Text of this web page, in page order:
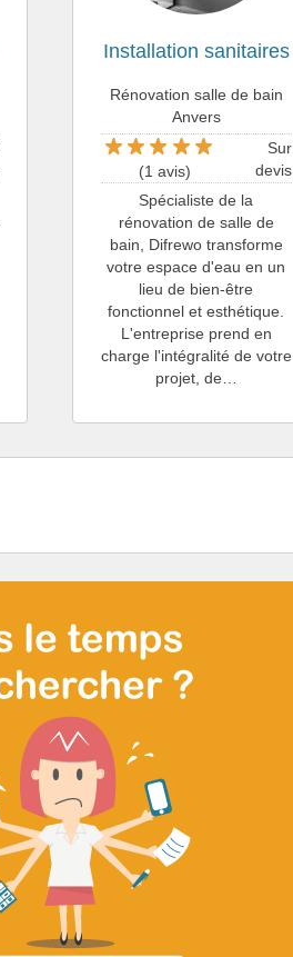
Installation sanitaires
Rénovation salle de bain
Anvers
(1 avis)
Sur
devis
Spécialiste de la
rénovation de salle de
bain, Difrewo transforme
votre espace d'eau en un
lieu de bien-être
fonctionnel et esthétique.
L'entreprise prend en
charge l'intégralité de votre
projet, de…